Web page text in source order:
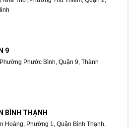
9
Phước Bình, Quận 9, Thành
BÌNH THẠNH
Hoàng, Phường 1, Quận Bình Thạnh,